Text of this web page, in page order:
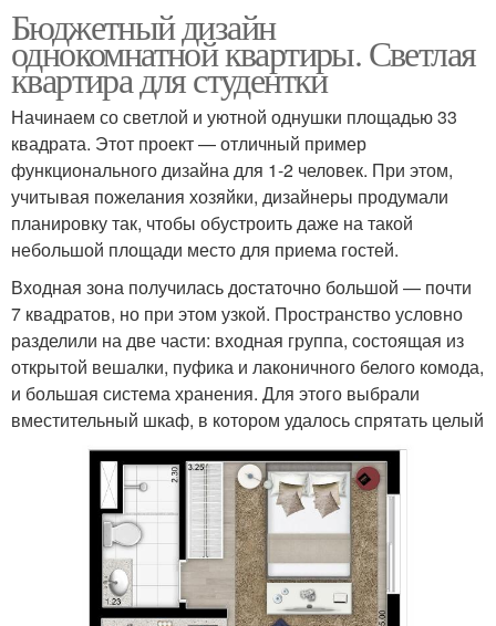
Бюджетный дизайн
однокомнатной квартиры. Светлая
квартира для студентки
Начинаем со светлой и уютной однушки площадью 33
квадрата. Этот проект — отличный пример
функционального дизайна для 1-2 человек. При этом,
учитывая пожелания хозяйки, дизайнеры продумали
планировку так, чтобы обустроить даже на такой
небольшой площади место для приема гостей.
Входная зона получилась достаточно большой — почти
7 квадратов, но при этом узкой. Пространство условно
разделили на две части: входная группа, состоящая из
открытой вешалки, пуфика и лаконичного белого комода,
и большая система хранения. Для этого выбрали
вместительный шкаф, в котором удалось спрятать целый